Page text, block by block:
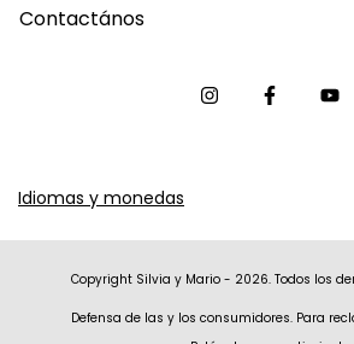
Contactános
Idiomas y monedas
Copyright Silvia y Mario - 2026. Todos los
Defensa de las y los consumidores. Para